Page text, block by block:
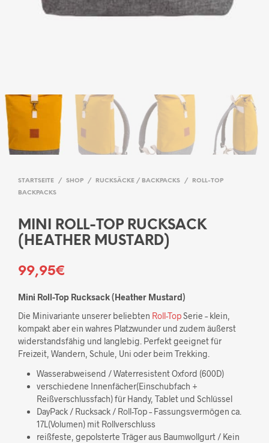
STARTSEITE / SHOP / RUCKSÄCKE / BACKPACKS /
ROLL-TOP
BACKPACKS
MINI ROLL-TOP RUCKSACK
(HEATHER MUSTARD)
99,95€
Mini Roll-Top Rucksack (Heather Mustard)
Die Minivariante unserer beliebten Roll-TopSerie – klein,
kompakt aber ein wahres Platzwunder und zudem äußerst
widerstandsfähig und langlebig. Perfekt geeignet für
Freizeit, Wandern, Schule, Uni oder beim Trekking.
Wasserabweisend / Waterresistent Oxford (600D)
verschiedene Innenfächer(Einschubfach +
Reißverschlussfach) für Handy, Tablet und Schlüssel
DayPack / Rucksack / Roll-Top – Fassungsvermögen ca.
17L(Volumen) mit Rollverschluss
reißfeste, gepolsterte Träger aus Baumwollgurt / Kein